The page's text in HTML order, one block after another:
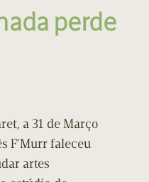
perde
a 31 de Março
F’Murr faleceu
artes